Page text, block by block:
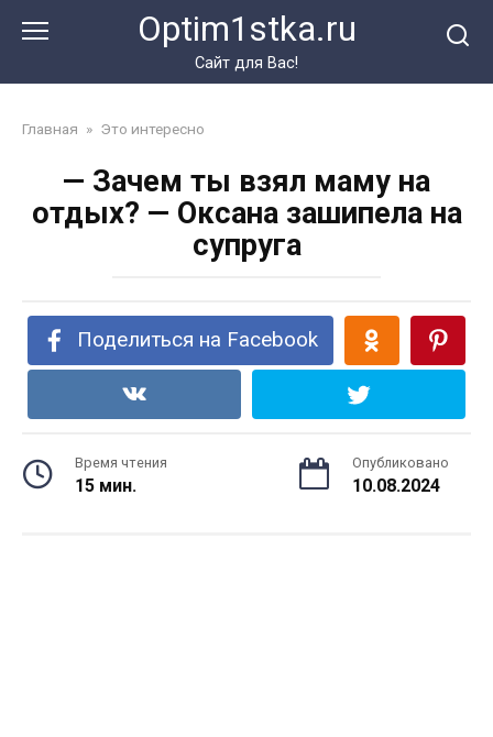
Optim1stka.ru
Сайт для Вас!
Главная » Это интересно
— Зачем ты взял маму на
отдых? — Оксана зашипела на
супруга
Поделиться на Facebook
Время чтения
15 мин.
Опубликовано
10.08.2024